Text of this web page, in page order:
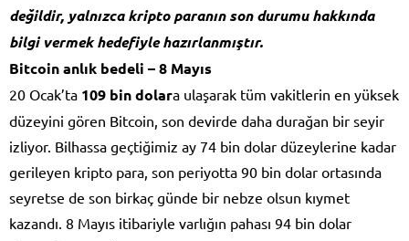
değildir, yalnızca kripto paranın son durumu hakkında
bilgi vermek hedefiyle hazırlanmıştır.
Bitcoin anlık bedeli – 8 Mayıs
20 Ocak’ta 109 bin dolara ulaşarak tüm vakitlerin en yüksek
düzeyini gören Bitcoin, son devirde daha durağan bir seyir
izliyor. Bilhassa geçtiğimiz ay 74 bin dolar düzeylerine kadar
gerileyen kripto para, son periyotta 90 bin dolar ortasında
seyretse de son birkaç günde bir nebze olsun kıymet
kazandı. 8 Mayıs itibariyle varlığın pahası 94 bin dolar